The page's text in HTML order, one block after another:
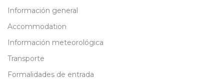
Información general
Accommodation
Información meteorológica
Transporte
Formalidades de entrada